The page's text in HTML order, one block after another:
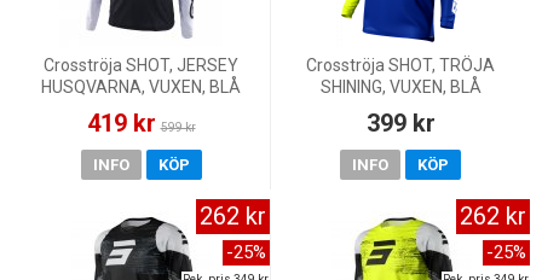
Crosströja SHOT, JERSEY
HUSQVARNA, VUXEN, BLÅ
419 kr 599 kr
INFO KÖP
Crosströja SHOT, TRÖJA
SHINING, VUXEN, BLÅ
399 kr
INFO KÖP
262 kr
-25%
262 kr
-25%